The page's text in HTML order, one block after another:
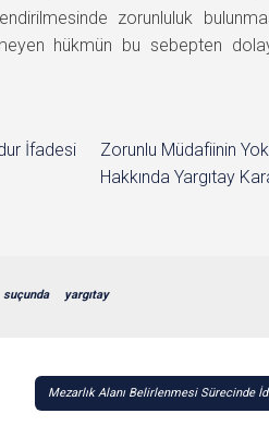
zorunluluk
hükmün bu sebepten
İfadesi
Zorunlu Müdafiinin
Hakkında Yargıtay
suçunda yargıtay
Mezarlık Alanı Belirlenmesi Sürecinde